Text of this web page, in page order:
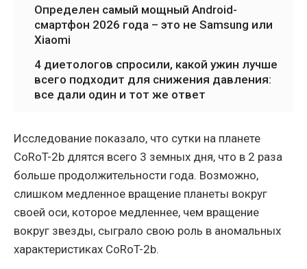
Определен самый мощный Android-
смартфон 2026 года – это не Samsung или
Xiaomi
4 диетологов спросили, какой ужин лучше
всего подходит для снижения давления:
все дали один и тот же ответ
Исследование показало, что сутки на планете
CoRoT-2b длятся всего 3 земных дня, что в 2 раза
больше продолжительности года. Возможно,
слишком медленное вращение планеты вокруг
своей оси, которое медленнее, чем вращение
вокруг звезды, сыграло свою роль в аномальных
характеристиках CoRoT-2b.